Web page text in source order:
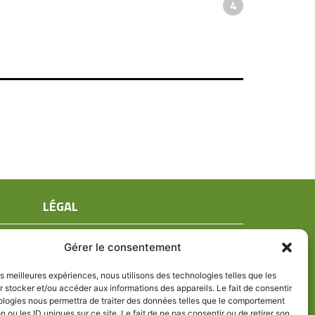
Gérer le consentement
meilleures expériences, nous utilisons des technologies telles que les
stocker et/ou accéder aux informations des appareils. Le fait de consentir
nous permettra de traiter des données telles que le comportement
4
LÉGAL
Mentions légales
Politique de confidentialité
Politique de cookies (UE)